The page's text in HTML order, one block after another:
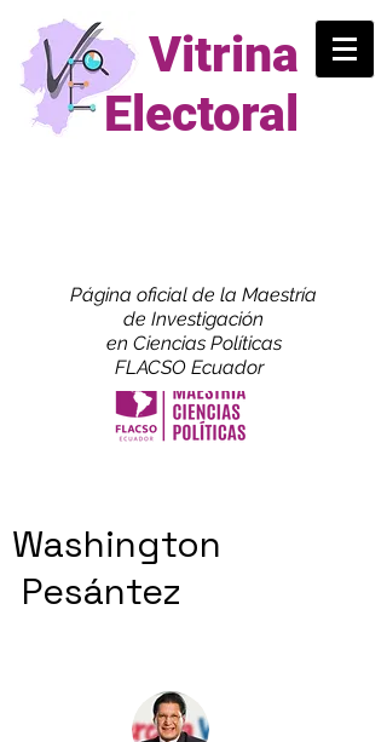
Vitrina
Electoral
Página oficial de la Maestría
de Investigación
en Ciencias Políticas
FLACSO Ecuador
Washington
Pesántez